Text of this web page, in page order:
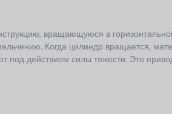
вращающуюся в
Когда цилиндр вращается,
действием силы тяжести. Это